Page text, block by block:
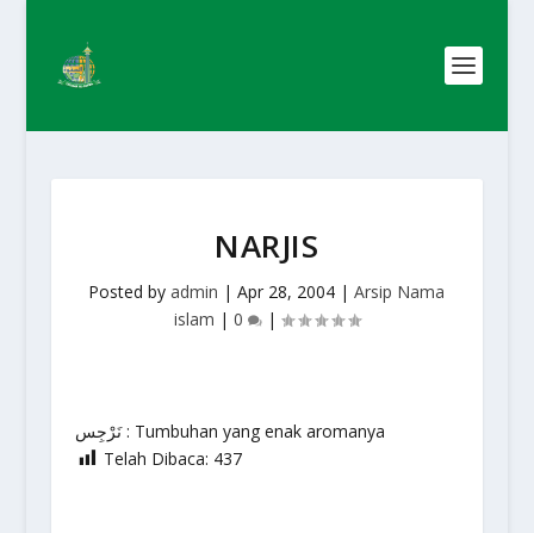
NARJIS
Posted byadmin |Apr 28, 2004 |Arsip Nama
islam | 0 |
نَرْجِس : Tumbuhan yang enak aromanya
Telah Dibaca: 437